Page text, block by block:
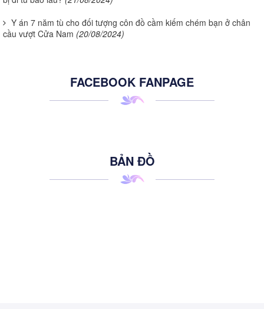
Y án 7 năm tù cho đối tượng côn đồ cầm kiếm chém bạn ở chân
cầu vượt Cửa Nam (20/08/2024)
FACEBOOK FANPAGE
BẢN ĐỒ